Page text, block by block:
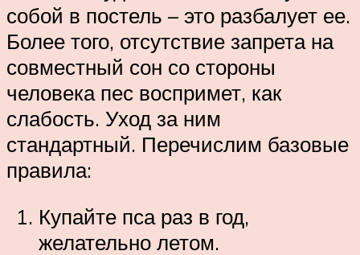
собой в постель – это разбалует ее.
Более того, отсутствие запрета на
совместный сон со стороны
человека пес воспримет, как
слабость. Уход за ним
стандартный. Перечислим базовые
правила:
Купайте пса раз в год,
желательно летом.